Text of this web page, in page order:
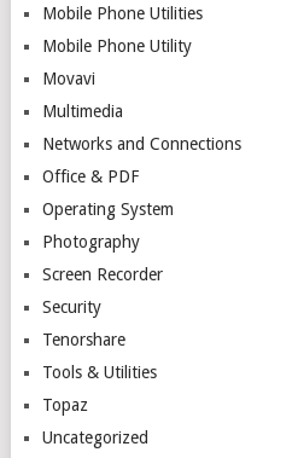
Mobile Phone Utilities
Mobile Phone Utility
Movavi
Multimedia
Networks and Connections
Office & PDF
Operating System
Photography
Screen Recorder
Security
Tenorshare
Tools & Utilities
Topaz
Uncategorized